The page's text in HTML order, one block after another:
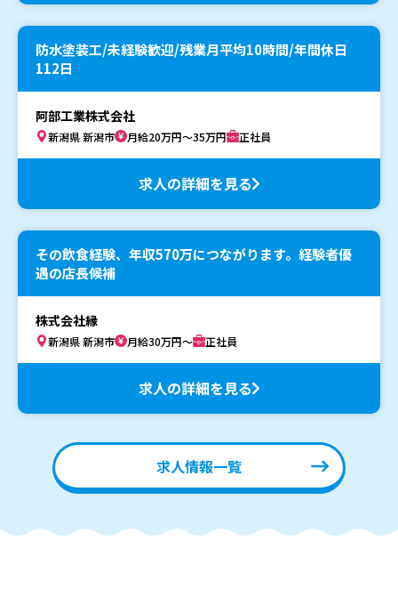
防水塗装工/未経験歓迎/残業月平均10時間/年間休日
112日
阿部工業株式会社
新潟県 新潟市 月給20万円～35万円 正社員
求人の詳細を見る
その飲食経験、年収570万につながります。経験者優
遇の店長候補
株式会社縁
新潟県 新潟市 月給30万円～ 正社員
求人の詳細を見る
求人情報一覧